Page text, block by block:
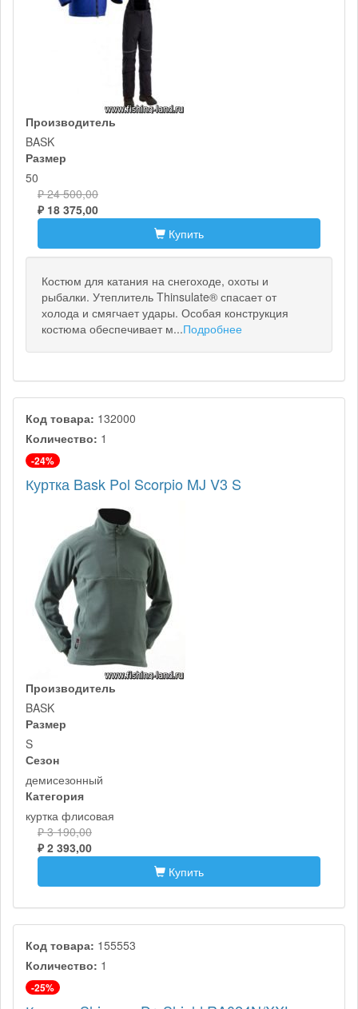
Производитель
BASK
Размер
50
₽ 24 500,00
₽ 18 375,00
Купить
Костюм для катания на снегоходе, охоты и
рыбалки. Утеплитель Thinsulate® спасает от
холода и смягчает удары. Особая конструкция
костюма обеспечивает м...Подробнее
Код товара: 132000
Количество: 1
-24%
Куртка Bask Pol Scorpio MJ V3 S
Производитель
BASK
Размер
S
Сезон
демисезонный
Категория
куртка флисовая
₽ 3 190,00
₽ 2 393,00
Купить
Код товара: 155553
Количество: 1
-25%